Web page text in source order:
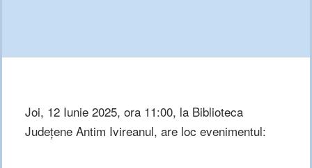
Joi, 12 Iunie 2025, ora 11:00, la Biblioteca
Județene Antim Ivireanul, are loc evenimentul: